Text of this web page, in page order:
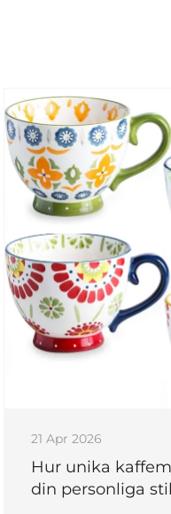
21 Apr 2026
Hur unika
din personliga stil